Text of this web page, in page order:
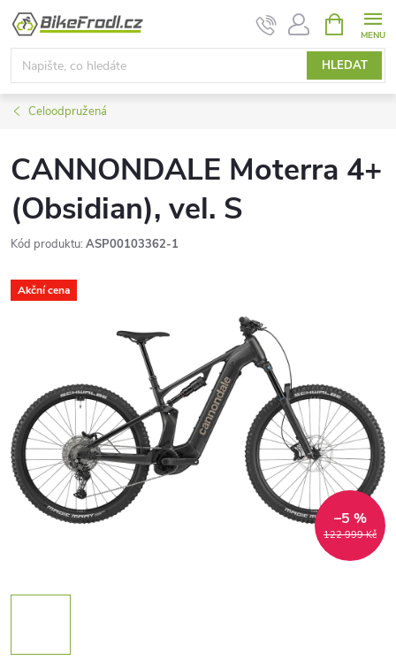
Přejít
obsah
HLEDAT
NÁKUPNÍ
KOŠÍK
Celoodpružená
CANNONDALE Moterra 4+
(Obsidian), vel. S
Kód produktu: ASP00103362-1
Akční cena
122 999 Kč
–5 %